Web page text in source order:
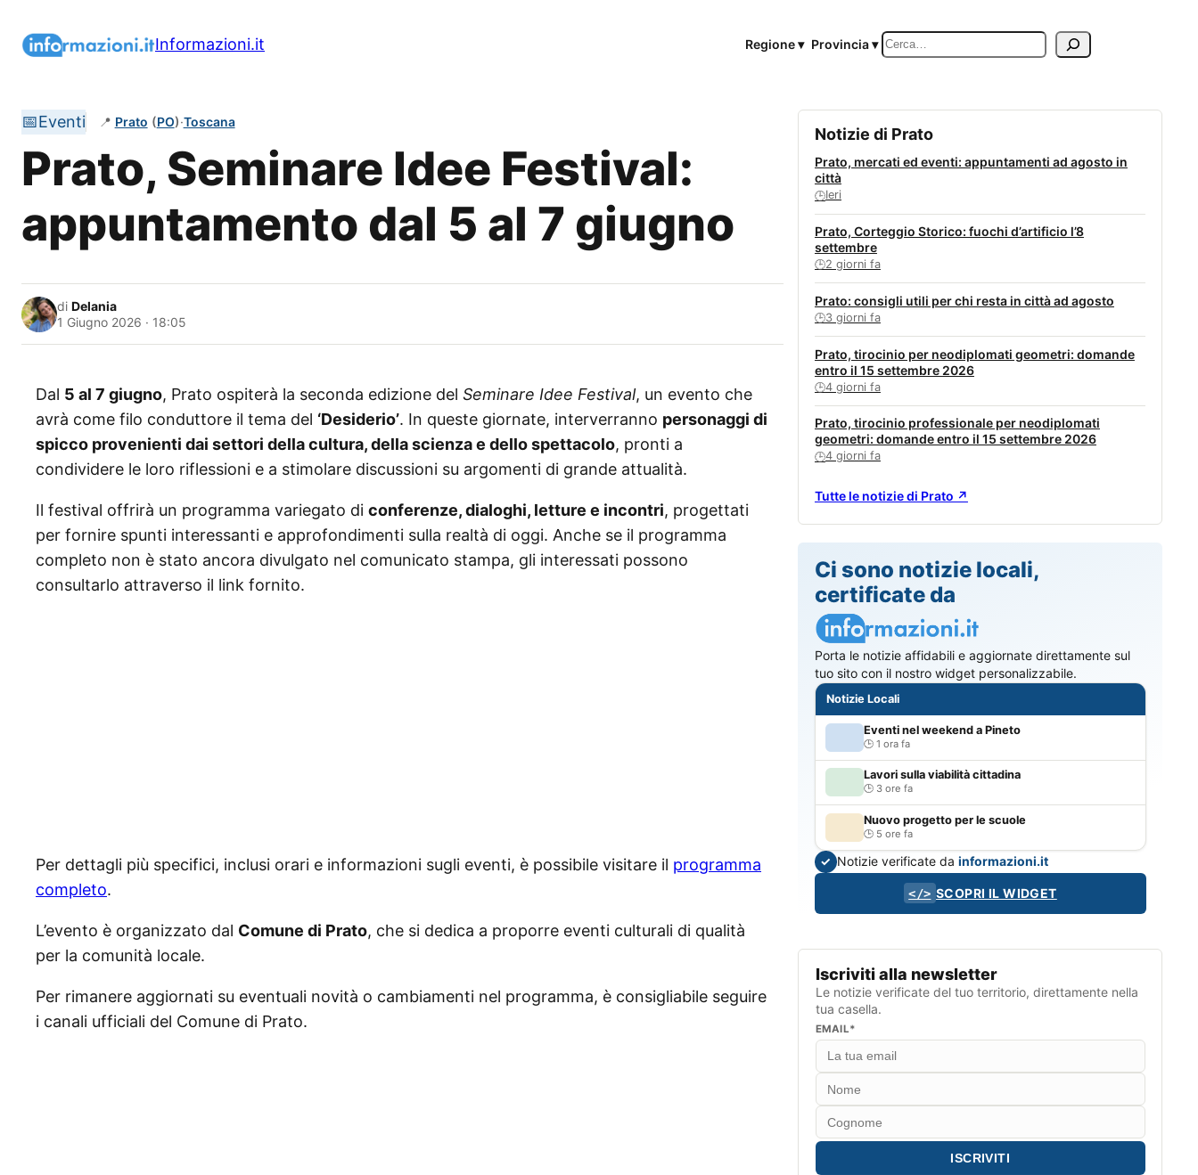
Informazioni.it Regione ▾ Provincia ▾ Cerca
📅Eventi 📍 Prato (PO)·Toscana
Prato, Seminare Idee Festival:
appuntamento dal 5 al 7 giugno
di Delania
1 Giugno 2026 · 18:05
Dal 5 al 7 giugno, Prato ospiterà la seconda edizione del Seminare Idee Festival, un evento che
avrà come filo conduttore il tema del ‘Desiderio’. In queste giornate, interverranno personaggi di
spicco provenienti dai settori della cultura, della scienza e dello spettacolo, pronti a
condividere le loro riflessioni e a stimolare discussioni su argomenti di grande attualità.
Il festival offrirà un programma variegato di conferenze, dialoghi, letture e incontri, progettati
per fornire spunti interessanti e approfondimenti sulla realtà di oggi. Anche se il programma
completo non è stato ancora divulgato nel comunicato stampa, gli interessati possono
consultarlo attraverso il link fornito.
Per dettagli più specifici, inclusi orari e informazioni sugli eventi, è possibile visitare il programma
completo.
L’evento è organizzato dal Comune di Prato, che si dedica a proporre eventi culturali di qualità
per la comunità locale.
Per rimanere aggiornati su eventuali novità o cambiamenti nel programma, è consigliabile seguire
i canali ufficiali del Comune di Prato.
Notizie di Prato
Prato, mercati ed eventi: appuntamenti ad agosto in
città
🕒Ieri
Prato, Corteggio Storico: fuochi d’artificio l’8
settembre
🕒2 giorni fa
Prato: consigli utili per chi resta in città ad agosto
🕒3 giorni fa
Prato, tirocinio per neodiplomati geometri: domande
entro il 15 settembre 2026
🕒4 giorni fa
Prato, tirocinio professionale per neodiplomati
geometri: domande entro il 15 settembre 2026
🕒4 giorni fa
Tutte le notizie di Prato ↗
Ci sono notizie locali,
certificate da
Porta le notizie affidabili e aggiornate direttamente sul
tuo sito con il nostro widget personalizzabile.
Notizie Locali
Eventi nel weekend a Pineto
1 ora fa
Lavori sulla viabilità cittadina
3 ore fa
Nuovo progetto per le scuole
5 ore fa
✓ Notizie verificate da informazioni.it
</> SCOPRI IL WIDGET
Iscriviti alla newsletter
Le notizie verificate del tuo territorio, direttamente nella
tua casella.
EMAIL*